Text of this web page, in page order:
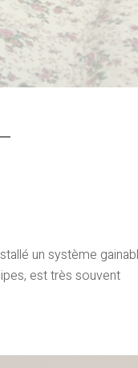
un système
est très souvent